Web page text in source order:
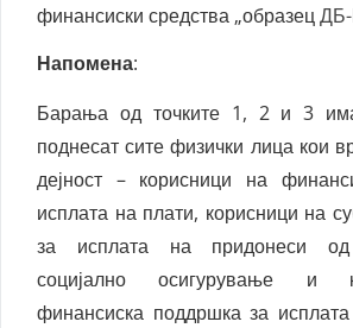
финансиски средства „образец
Напомена:
Барања од точките 1, 2 и 3
поднесат сите физички лица кои
дејност – корисници на
исплата на плати, корисници на
за исплата на придонеси од
социјално осигурување и
финансиска поддршка за